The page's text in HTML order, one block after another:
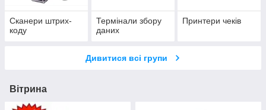
Сканери штрих-
коду
Термінали збору
даних
Принтери чеків
Дивитися всі групи
Вітрина